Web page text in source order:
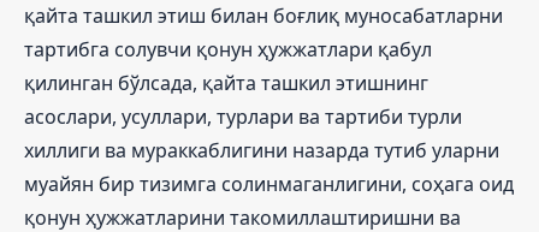
қайта ташкил этиш билан боғлиқ муносабатларни
тартибга солувчи қонун ҳужжатлари қабул
қилинган бўлсада, қайта ташкил этишнинг
асослари, усуллари, турлари ва тартиби турли
хиллиги ва мураккаблигини назарда тутиб уларни
муайян бир тизимга солинмаганлигини, соҳага оид
қонун ҳужжатларини такомиллаштиришни ва